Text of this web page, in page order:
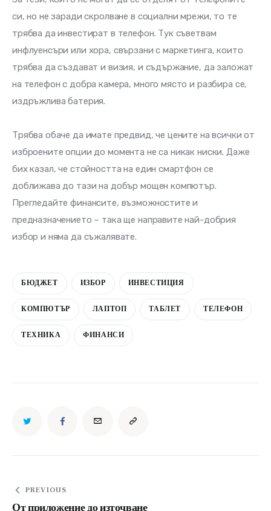
си, но не заради скролване в социални мрежи, то те
трябва да инвестират в телефон. Тук съветвам
инфлуенсъри или хора, свързани с маркетинга, които
трябва да създават и визия, и съдържание, да заложат
на телефон с добра камера, много място и разбира се,
издръжлива батерия.
Трябва обаче да имате предвид, че цените на всички от
изброените опции до момента не са никак ниски. Даже
бих казал, че стойността на един смартфон се
доближава до тази на добър мощен компютър.
Прегледайте финансите, възможностите и
предназначението – така ще направите най-добрия
избор и няма да съжалявате.
БЮДЖЕТ ИЗБОР ИНВЕСТИЦИЯ
КОМПЮТЪР ЛАПТОП ТАБЛЕТ ТЕЛЕФОН
ТЕХНИКА ФИНАНСИ
Навигация
PREVIOUS
От приложение до източване